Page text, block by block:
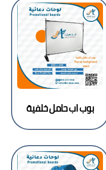
بوب اب حامل خلفية